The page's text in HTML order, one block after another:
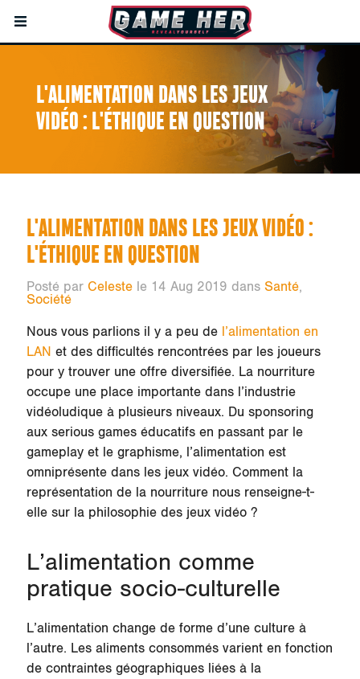
L'ALIMENTATION DANS LES JEUX
VIDÉO : L'ÉTHIQUE EN QUESTION
L'ALIMENTATION DANS LES JEUX VIDÉO :
L'ÉTHIQUE EN QUESTION
Posté par Celestele 14 Aug 2019 dans Santé,
Société
Nous vous parlions il y a peu de l’alimentation en
LAN et des difficultés rencontrées par les joueurs
pour y trouver une offre diversifiée. La nourriture
occupe une place importante dans l’industrie
vidéoludique à plusieurs niveaux. Du sponsoring
aux serious games éducatifs en passant par le
gameplay et le graphisme, l’alimentation est
omniprésente dans les jeux vidéo. Comment la
représentation de la nourriture nous renseigne-t-
elle sur la philosophie des jeux vidéo ?
L’alimentation comme
pratique socio-culturelle
L’alimentation change de forme d’une culture à
l’autre. Les aliments consommés varient en fonction
de contraintes géographiques liées à la